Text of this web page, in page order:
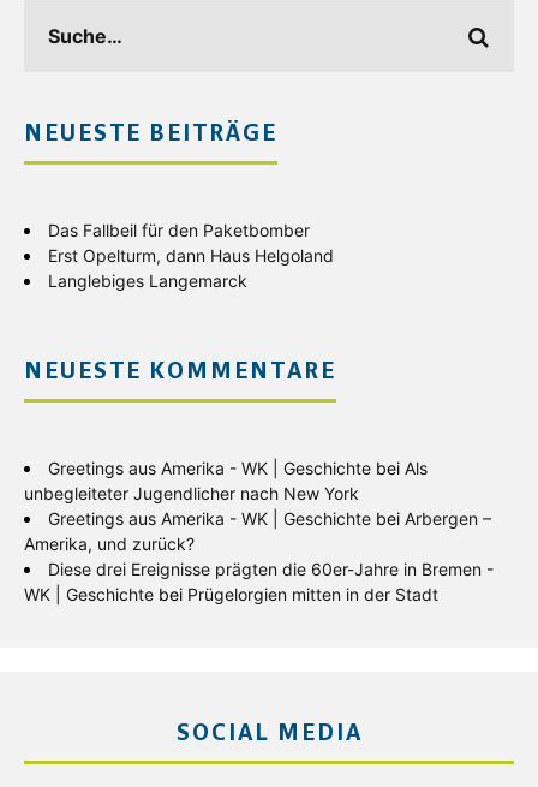
NEUESTE BEITRÄGE
Das Fallbeil für den Paketbomber
Erst Opelturm, dann Haus Helgoland
Langlebiges Langemarck
NEUESTE KOMMENTARE
Greetings aus Amerika - WK | Geschichte bei Als
unbegleiteter Jugendlicher nach New York
Greetings aus Amerika - WK | Geschichte bei Arbergen –
Amerika, und zurück?
Diese drei Ereignisse prägten die 60er-Jahre in Bremen -
WK | Geschichte bei Prügelorgien mitten in der Stadt
SOCIAL MEDIA